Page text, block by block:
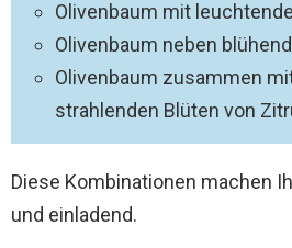
Olivenbaum mit
Olivenbaum neben
Olivenbaum zusammen
strahlenden Blüten von
Diese Kombinationen machen
und einladend.